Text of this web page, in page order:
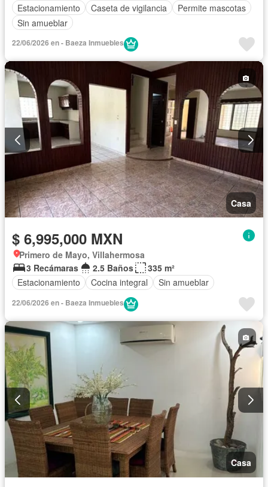
Estacionamiento
Caseta de vigilancia
Permite mascotas
Sin amueblar
22/06/2026 en - Baeza Inmuebles
Casa
$ 6,995,000 MXN
Primero de Mayo, Villahermosa
3 Recámaras
2.5 Baños
335 m²
Estacionamiento
Cocina integral Sin amueblar
22/06/2026 en - Baeza Inmuebles
Casa